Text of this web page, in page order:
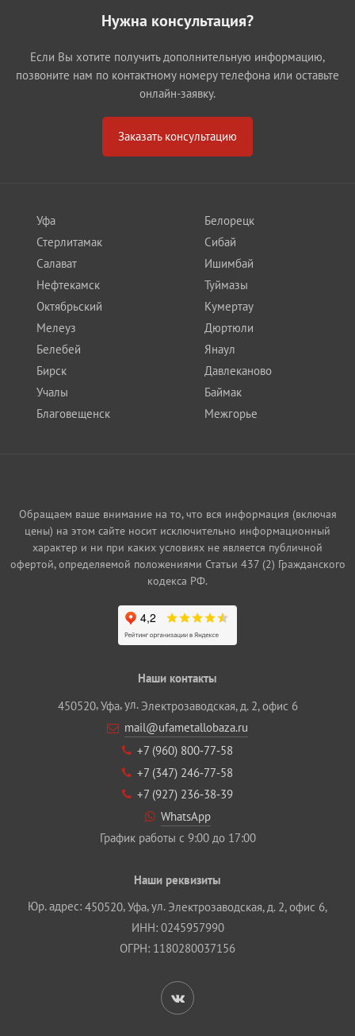
Нужна консультация?
Если Вы хотите получить дополнительную информацию,
позвоните нам по контактному номеру телефона или оставьте
онлайн-заявку.
Заказать консультацию
Уфа
Стерлитамак
Салават
Нефтекамск
Октябрьский
Белорецк
Сибай
Ишимбай
Туймазы
Кумертау
Мелеуз
Белебей
Бирск
Учалы
Благовещенск
Дюртюли
Янаул
Давлеканово
Баймак
Межгорье
Обращаем ваше внимание на то, что вся информация (включая
цены) на этом сайте носит исключительно информационный
характер и ни при каких условиях не является публичной
офертой, определяемой положениями Статьи 437 (2) Гражданского
кодекса РФ.
Наши контакты
450520,Уфа, ул. Электрозаводская, д. 2, офис 6
mail@ufametallobaza.ru
+7 (960) 800‐77‐58
+7 (347) 246‐77‐58
+7 (927) 236‐38‐39
WhatsApp
График работы с 9:00 до 17:00
Наши реквизиты
Юр. адрес: 450520,Уфа, ул. Электрозаводская, д. 2, офис 6,
ИНН: 0245957990
ОГРН: 1180280037156